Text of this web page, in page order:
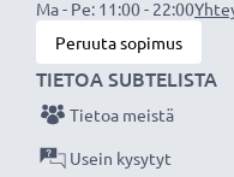
✔Sertifioitu
ylikuumenemiselta ja
Tekniset tiedot:
Tuotemerkki:
Ma - Pe: 11:00 - 22:00
Peruuta sopimus
TIETOA SUBTELISTA
Tietoa meistä
Usein kysytyt